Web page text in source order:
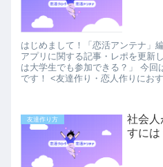
はじめまして！「恋活アンテナ」
アプリに関する記事・レポを更新
は大学生でも参加できる？」 今回
です！ <友達作り・恋人作りにおす
友達作り方
社会人
すには